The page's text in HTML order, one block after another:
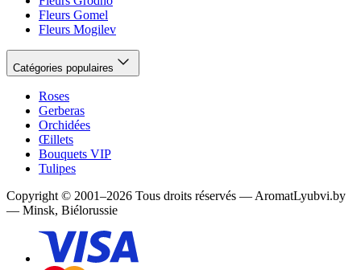
Fleurs Gomel
Fleurs Mogilev
Catégories populaires
Roses
Gerberas
Orchidées
Œillets
Bouquets VIP
Tulipes
Copyright © 2001–2026 Tous droits réservés — AromatLyubvi.by
— Minsk, Biélorussie